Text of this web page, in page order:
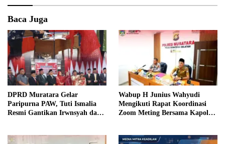
Baca Juga
DPRD Muratara Gelar
Paripurna PAW, Tuti Ismalia
Resmi Gantikan Irwnsyah dari
Wabup H Junius Wahyudi
Mengikuti Rapat Koordinasi
Zoom Meting Bersama Kapolres